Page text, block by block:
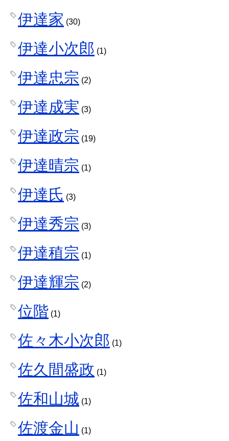
伊達家 (30)
伊達小次郎 (1)
伊達忠宗 (2)
伊達成実 (3)
伊達政宗 (19)
伊達晴宗 (1)
伊達氏 (3)
伊達秀宗 (3)
伊達稙宗 (1)
伊達輝宗 (2)
位階 (1)
佐々木小次郎 (1)
佐久間盛政 (1)
佐和山城 (1)
佐渡金山 (1)